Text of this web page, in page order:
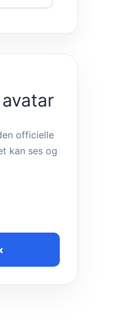
officielle
kan ses og